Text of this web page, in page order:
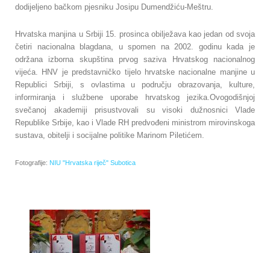
dodijeljeno bačkom pjesniku Josipu Dumendžiću-Meštru.
Hrvatska manjina u Srbiji 15. prosinca obilježava kao jedan od svoja
četiri nacionalna blagdana, u spomen na 2002. godinu kada je
održana izborna skupština prvog saziva Hrvatskog nacionalnog
vijeća. HNV je predstavničko tijelo hrvatske nacionalne manjine u
Republici Srbiji, s ovlastima u području obrazovanja, kulture,
informiranja i službene uporabe hrvatskog jezika.Ovogodišnjoj
svečanoj akademiji prisustvovali su visoki dužnosnici Vlade
Republike Srbije, kao i Vlade RH predvođeni ministrom mirovinskoga
sustava, obitelji i socijalne politike Marinom Piletićem.
Fotografije: NIU "Hrvatska riječ" Subotica